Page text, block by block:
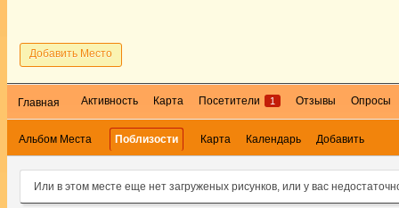
Добавить Место
Главная Активность Карта Посетители 1 Отзывы Опросы
Альбом Места Поблизости Карта Календарь Добавить
Или в этом месте еще нет загруженых рисунков, или у вас